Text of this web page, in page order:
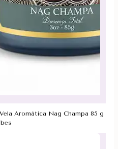
Vela Aromática Nag Champa 85 g